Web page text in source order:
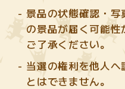
景品の状態確認・
の景品が届く可能
ご了承ください。
当選の権利を他人
とはできません。